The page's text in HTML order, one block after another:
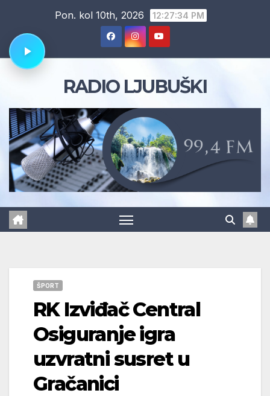
content
Pon. kol 10th, 2026 12:27:35 PM
RADIO LJUBUŠKI
ŠPORT
RK Izviđač Central
Osiguranje igra
uzvratni susret u
Gračanici